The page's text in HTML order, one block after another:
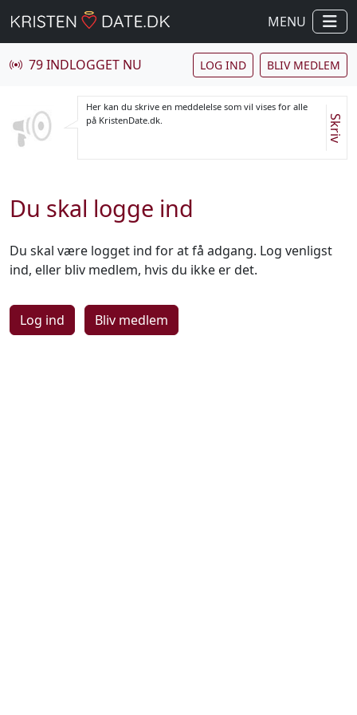
MENU
79 INDLOGGET NU LOG IND BLIV MEDLEM
Her kan du skrive en meddelelse som vil vises for alle
på KristenDate.dk.
Skriv
Du skal logge ind
Du skal være logget ind for at få adgang. Log venligst
ind, eller bliv medlem, hvis du ikke er det.
Log ind